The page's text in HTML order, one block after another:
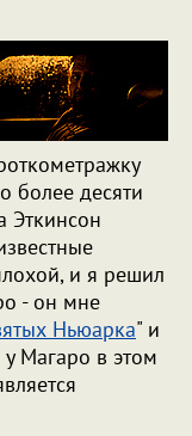
более десяти
Эткинсон
и я решил
- он мне
Ньюарка" и
у Магаро в этом